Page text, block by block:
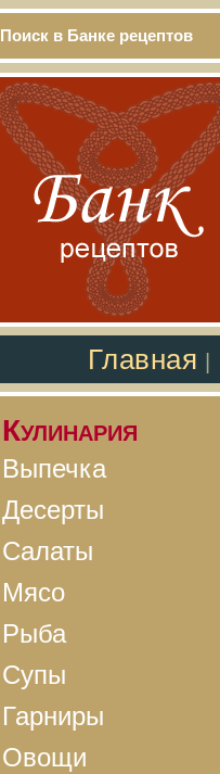
Поиск в Банке рецептов
Главная
Кулинария
Выпечка
Десерты
Салаты
Мясо
Рыба
Супы
Гарниры
Овощи